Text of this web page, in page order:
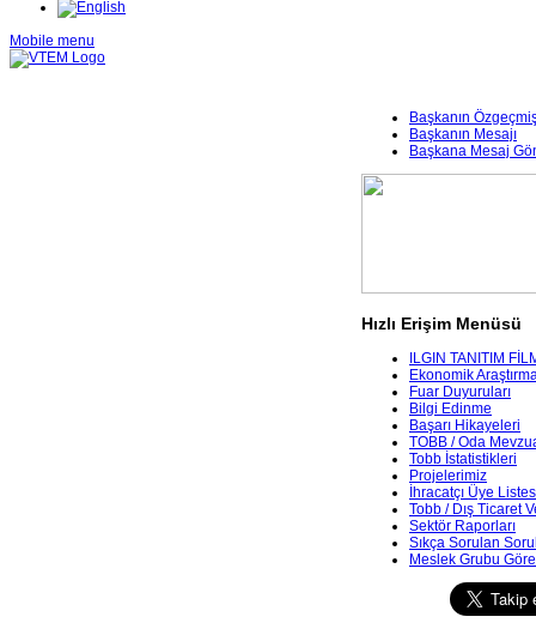
Mobile menu
Başkanın
Başkanın Mesajı
Başkana Mesaj
Hızlı Erişim Menüsü
ILGIN TANITIM
Ekonomik
Fuar Duyuruları
Bilgi Edinme
Başarı Hikayeleri
TOBB / Oda
Tobb İstatistikleri
Projelerimiz
İhracatçı Üye
Tobb / Dış Ticaret
Sektör Raporları
Sıkça Sorulan
Meslek Grubu